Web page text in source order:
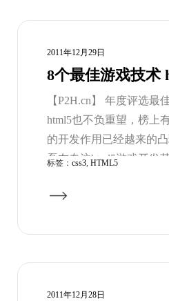
2011年12月29日
8个最佳游戏技术
【P2H.cn】 年度评选最
html5也不负重望，榜上
的开发作用已经越来的
磊友专注html5游戏开发
一席地位。
标签： css3, HTML5
2011年12月28日